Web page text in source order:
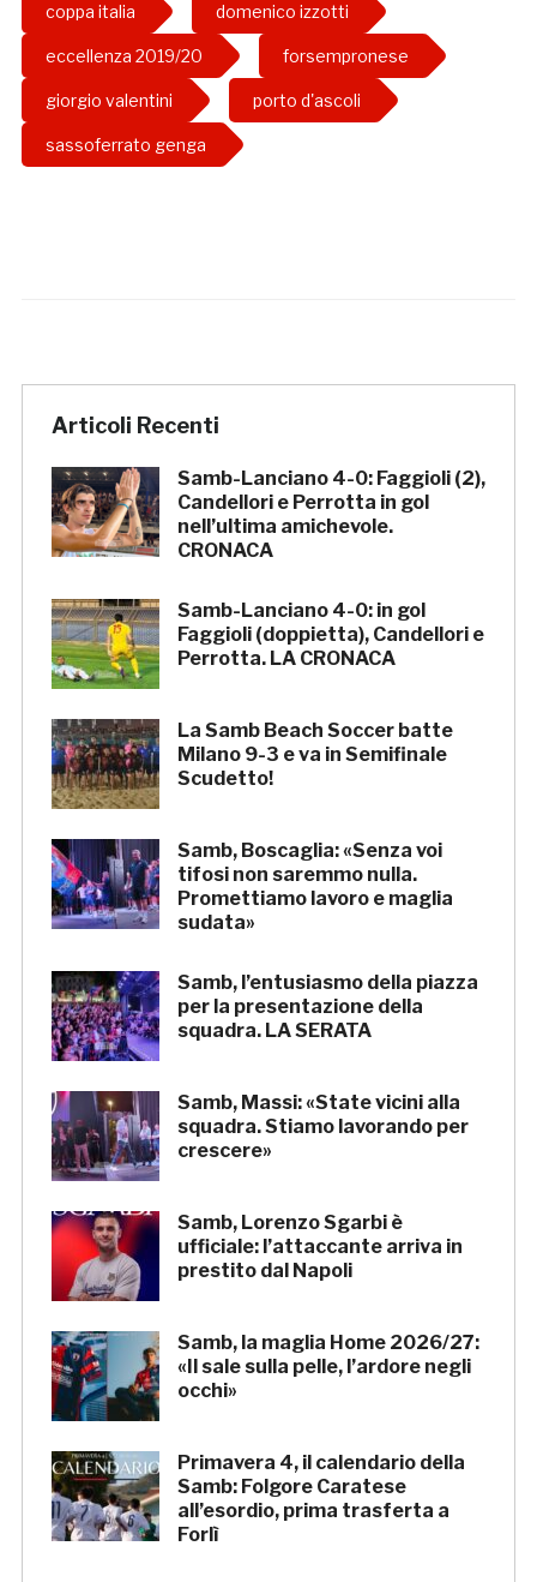
coppa italia domenico izzotti
eccellenza 2019/20 forsempronese
giorgio valentini porto d'ascoli
sassoferrato genga
Articoli Recenti
Samb-Lanciano 4-0: Faggioli (2),
Candellori e Perrotta in gol
nell’ultima amichevole.
CRONACA
Samb-Lanciano 4-0: in gol
Faggioli (doppietta), Candellori e
Perrotta. LA CRONACA
La Samb Beach Soccer batte
Milano 9-3 e va in Semifinale
Scudetto!
Samb, Boscaglia: «Senza voi
tifosi non saremmo nulla.
Promettiamo lavoro e maglia
sudata»
Samb, l’entusiasmo della piazza
per la presentazione della
squadra. LA SERATA
Samb, Massi: «State vicini alla
squadra. Stiamo lavorando per
crescere»
Samb, Lorenzo Sgarbi è
ufficiale: l’attaccante arriva in
prestito dal Napoli
Samb, la maglia Home 2026/27:
«Il sale sulla pelle, l’ardore negli
occhi»
Primavera 4, il calendario della
Samb: Folgore Caratese
all’esordio, prima trasferta a
Forlì